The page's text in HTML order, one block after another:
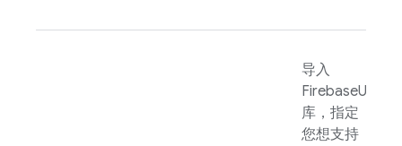
导入
FirebaseUI
库，指定
您想支持